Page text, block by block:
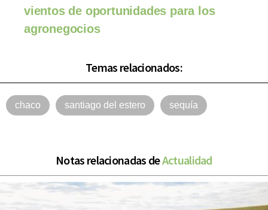
vientos de oportunidades para los
agronegocios
Temas relacionados:
chaco santiago del estero sequía
Notas relacionadas deActualidad